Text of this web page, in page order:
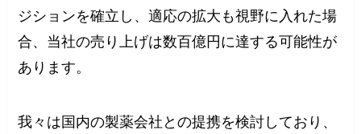
ジションを確立し、適応の拡大も視野に入れた場
合、当社の売り上げは数百億円に達する可能性が
あります。
我々は国内の製薬会社との提携を検討しており、